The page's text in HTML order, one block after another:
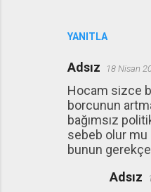
YANITLA
Adsız 18 Nisan
Hocam sizce
borcunun
bağımsız
sebeb olur mu
bunun
Adsız